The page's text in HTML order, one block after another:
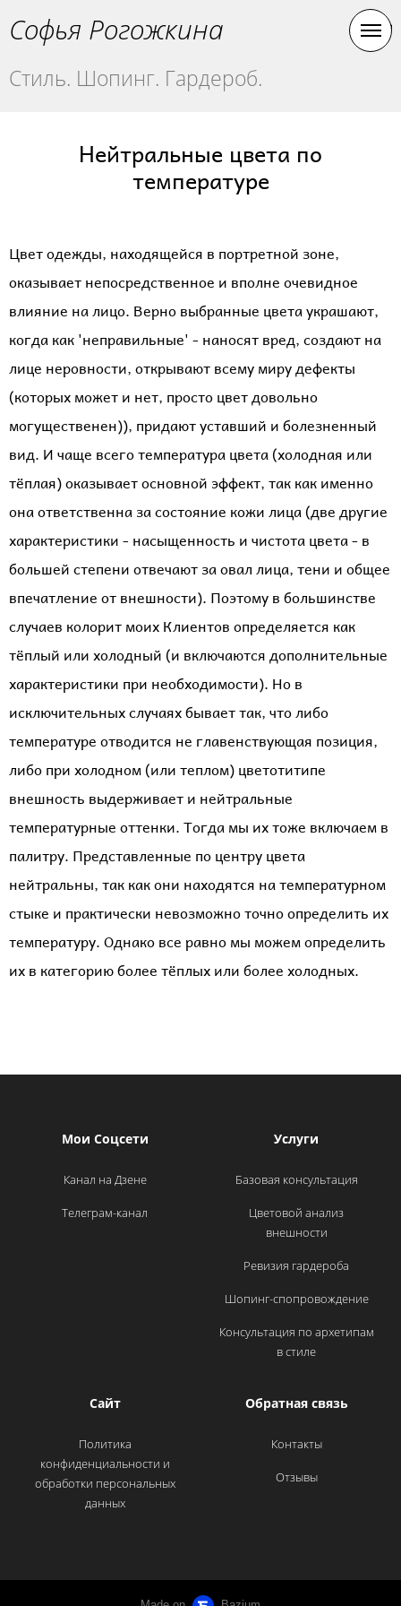
Софья Рогожкина
Стиль. Шопинг. Гардероб.
Нейтральные цвета по
температуре
Цвет одежды, находящейся в портретной зоне,
оказывает непосредственное и вполне очевидное
влияние на лицо. Верно выбранные цвета украшают,
когда как 'неправильные' - наносят вред, создают на
лице неровности, открывают всему миру дефекты
(которых может и нет, просто цвет довольно
могущественен)), придают уставший и болезненный
вид. И чаще всего температура цвета (холодная или
тёплая) оказывает основной эффект, так как именно
она ответственна за состояние кожи лица (две другие
характеристики - насыщенность и чистота цвета - в
большей степени отвечают за овал лица, тени и общее
впечатление от внешности). Поэтому в большинстве
случаев колорит моих Клиентов определяется как
тёплый или холодный (и включаются дополнительные
характеристики при необходимости). Но в
исключительных случаях бывает так, что либо
температуре отводится не главенствующая позиция,
либо при холодном (или теплом) цветотитипе
внешность выдерживает и нейтральные
температурные оттенки. Тогда мы их тоже включаем в
палитру. Представленные по центру цвета
нейтральны, так как они находятся на температурном
стыке и практически невозможно точно определить их
температуру. Однако все равно мы можем определить
их в категорию более тёплых или более холодных.
Мои Соцсети
Канал на Дзене
Телеграм-канал
Услуги
Базовая консультация
Цветовой анализ
внешности
Ревизия гардероба
Шопинг-спопровождение
Консультация по архетипам
в стиле
Сайт
Политика
конфиденциальности и
обработки персональных
данных
Обратная связь
Контакты
Отзывы